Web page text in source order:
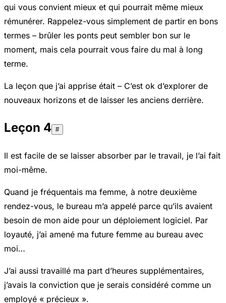
qui vous convient mieux et qui pourrait même mieux
rémunérer. Rappelez-vous simplement de partir en bons
termes – brûler les ponts peut sembler bon sur le
moment, mais cela pourrait vous faire du mal à long
terme.
La leçon que j’ai apprise était – C’est ok d’explorer de
nouveaux horizons et de laisser les anciens derrière.
Leçon 4 #
Il est facile de se laisser absorber par le travail, je l’ai fait
moi-même.
Quand je fréquentais ma femme, à notre deuxième
rendez-vous, le bureau m’a appelé parce qu’ils avaient
besoin de mon aide pour un déploiement logiciel. Par
loyauté, j’ai amené ma future femme au bureau avec
moi…
J’ai aussi travaillé ma part d’heures supplémentaires,
j’avais la conviction que je serais considéré comme un
employé « précieux ».